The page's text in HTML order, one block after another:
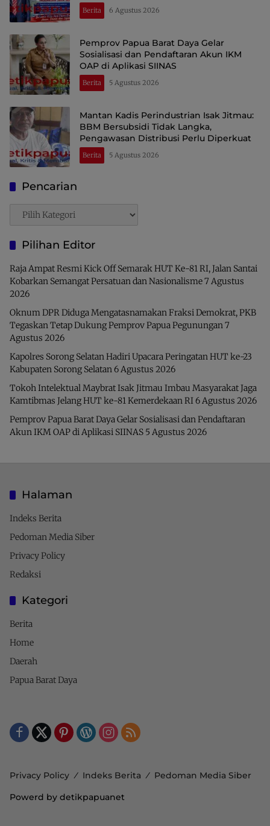
Berita 6 Agustus 2026
Pemprov Papua Barat Daya Gelar
Sosialisasi dan Pendaftaran Akun IKM
OAP di Aplikasi SIINAS
Berita 5 Agustus 2026
Mantan Kadis Perindustrian Isak Jitmau:
BBM Bersubsidi Tidak Langka,
Pengawasan Distribusi Perlu Diperkuat
Berita 5 Agustus 2026
Pencarian
Pencarian
Pilihan Editor
Raja Ampat Resmi Kick Off Semarak HUT Ke-81 RI, Jalan Santai
Kobarkan Semangat Persatuan dan Nasionalisme7 Agustus
2026
Oknum DPR Diduga Mengatasnamakan Fraksi Demokrat, PKB
Tegaskan Tetap Dukung Pemprov Papua Pegunungan7
Agustus 2026
Kapolres Sorong Selatan Hadiri Upacara Peringatan HUT ke-23
Kabupaten Sorong Selatan6 Agustus 2026
Tokoh Intelektual Maybrat Isak Jitmau Imbau Masyarakat Jaga
Kamtibmas Jelang HUT ke-81 Kemerdekaan RI6 Agustus 2026
Pemprov Papua Barat Daya Gelar Sosialisasi dan Pendaftaran
Akun IKM OAP di Aplikasi SIINAS 5 Agustus 2026
Halaman
Indeks Berita
Pedoman Media Siber
Privacy Policy
Redaksi
Kategori
Berita
Home
Daerah
Papua Barat Daya
Privacy Policy Indeks Berita
Pedoman Media Siber
Powerd by detikpapuanet